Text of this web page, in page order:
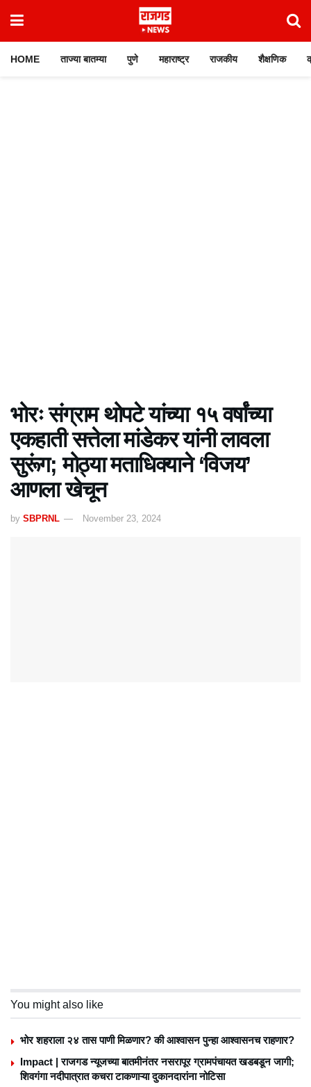
HOME ताज्या बातम्या पुणे महाराष्ट्र राजकीय शैक्षणिक
भोरः संग्राम थोपटे यांच्या १५ वर्षांच्या
एकहाती सत्तेला मांडेकर यांनी लावला
सुरूंग; मोठ्या मताधिक्याने ‘विजय’
आणला खेचून
by SBPRNL November 23, 2024
You might also like
भोर शहराला २४ तास पाणी मिळणार? की आश्वासन पुन्हा आश्वासनच राहणार?
Impact | राजगड न्यूजच्या बातमीनंतर नसरापूर ग्रामपंचायत खडबडून जागी;
शिवगंगा नदीपात्रात कचरा टाकणाऱ्या दुकानदारांना नोटिसा